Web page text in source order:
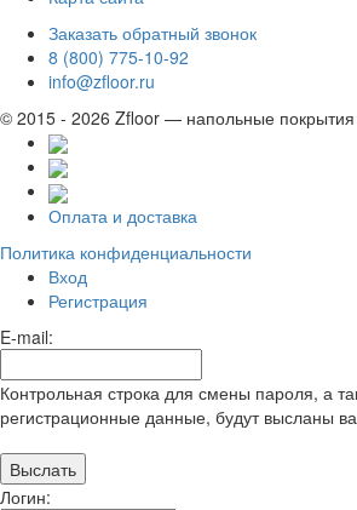
Заказать обратный звонок
8 (800) 775-10-92
info@zfloor.ru
© 2015 - 2026 Zfloor — напольные покрытия
Оплата и доставка
Политика конфиденциальности
Вход
Регистрация
E-mail:
Контрольная строка для смены пароля, а
регистрационные данные, будут высланы
Логин: